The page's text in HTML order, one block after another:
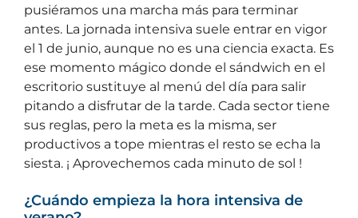
pusiéramos una marcha más para terminar
antes. La jornada intensiva suele entrar en vigor
el 1 de junio, aunque no es una ciencia exacta. Es
ese momento mágico donde el sándwich en el
escritorio sustituye al menú del día para salir
pitando a disfrutar de la tarde. Cada sector tiene
sus reglas, pero la meta es la misma, ser
productivos a tope mientras el resto se echa la
siesta. ¡ Aprovechemos cada minuto de sol !
¿Cuándo empieza la hora intensiva de